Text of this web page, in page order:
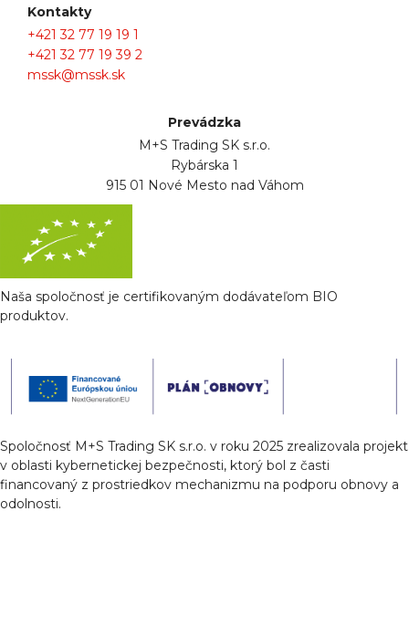
Kontakty
+421 32 77 19 19 1
+421 32 77 19 39 2
mssk@mssk.sk
Prevádzka
M+S Trading SK s.r.o.
Rybárska 1
915 01 Nové Mesto nad Váhom
Naša spoločnosť je certifikovaným dodávateľom BIO
produktov.
Spoločnosť M+S Trading SK s.r.o. v roku 2025 zrealizovala projekt
v oblasti kybernetickej bezpečnosti, ktorý bol z časti
financovaný z prostriedkov mechanizmu na podporu obnovy a
odolnosti.